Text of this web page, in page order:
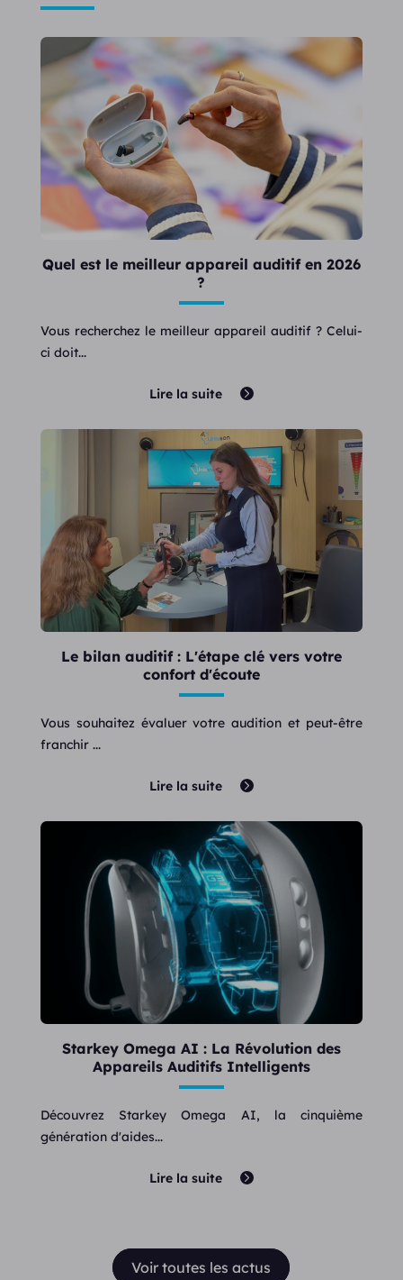
Quel est le meilleur appareil auditif en 2026
?
Vous recherchez le meilleur appareil auditif ? Celui-
ci doit...
Lire la suite
Le bilan auditif : L'étape clé vers votre
confort d'écoute
Vous souhaitez évaluer votre audition et peut-être
franchir ...
Lire la suite
Starkey Omega AI : La Révolution des
Appareils Auditifs Intelligents
Découvrez Starkey Omega AI, la cinquième
génération d'aides...
Lire la suite
Voir toutes les actus